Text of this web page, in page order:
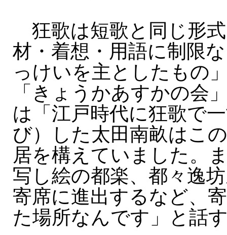
狂歌は短歌と同じ形
材・着想・用語に制限
っけいを主としたもの
「きょうかあすかの会
は「江戸時代に狂歌で
び）した太田南畝はこ
居を構えていました。
写し絵の都楽、都々逸
寄席に進出するなど、
た場所なんです」と話